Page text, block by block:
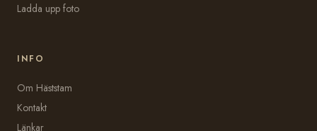
Ladda upp foto
INFO
Om Häststam
Kontakt
Länkar